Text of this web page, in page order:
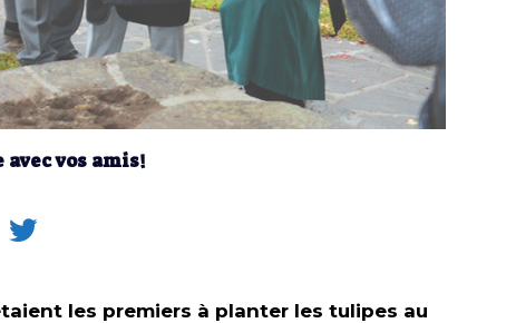
vos amis!
les premiers à planter les tulipes au